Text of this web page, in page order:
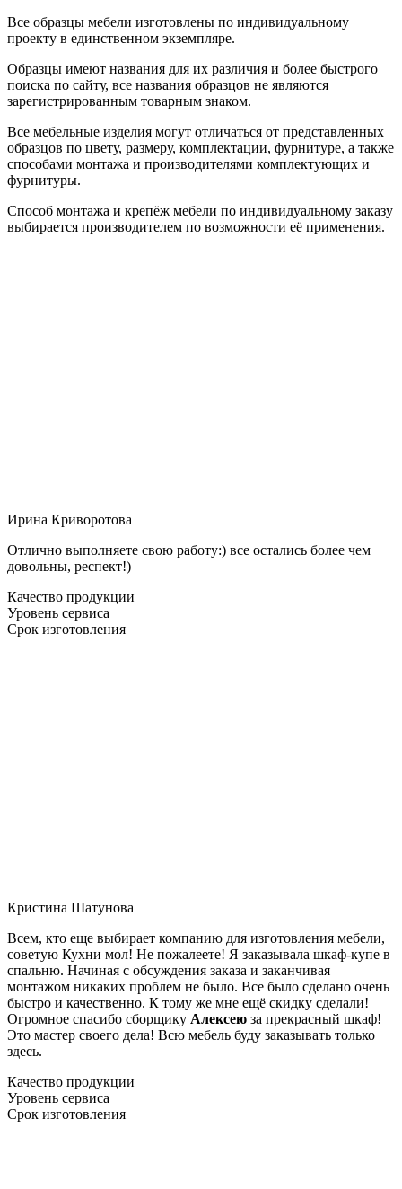
Все образцы мебели изготовлены по индивидуальному
проекту в единственном экземпляре.
Образцы имеют названия для их различия и более быстрого
поиска по сайту, все названия образцов не являются
зарегистрированным товарным знаком.
Все мебельные изделия могут отличаться от представленных
образцов по цвету, размеру, комплектации, фурнитуре, а также
способами монтажа и производителями комплектующих и
фурнитуры.
Способ монтажа и крепёж мебели по индивидуальному заказу
выбирается производителем по возможности её применения.
Ирина Криворотова
Отлично выполняете свою работу:) все остались более чем
довольны, респект!)
Качество продукции
Уровень сервиса
Срок изготовления
Кристина Шатунова
Всем, кто еще выбирает компанию для изготовления мебели,
советую Кухни мол! Не пожалеете! Я заказывала шкаф-купе в
спальню. Начиная с обсуждения заказа и заканчивая
монтажом никаких проблем не было. Все было сделано очень
быстро и качественно. К тому же мне ещё скидку сделали!
Огромное спасибо сборщику Алексею за прекрасный шкаф!
Это мастер своего дела! Всю мебель буду заказывать только
здесь.
Качество продукции
Уровень сервиса
Срок изготовления